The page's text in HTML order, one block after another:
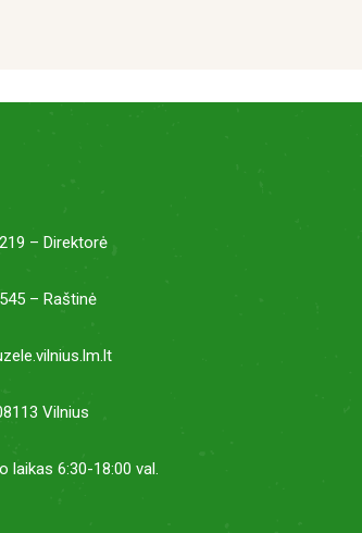
– Direktorė
– Raštinė
Vilnius
laikas 6:30-18:00 val.